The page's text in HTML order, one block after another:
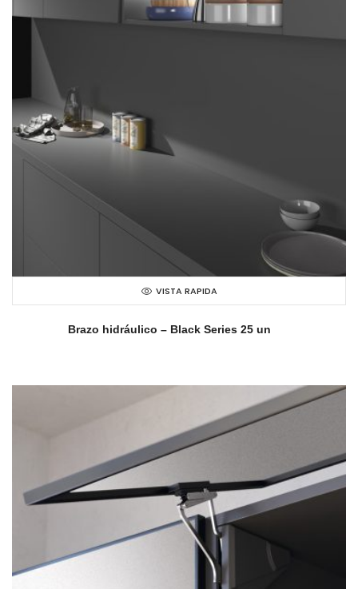
VISTA RAPIDA
Brazo hidráulico – Black Series 25 un